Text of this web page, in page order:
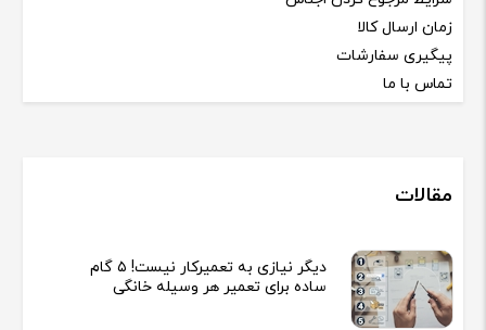
زمان ارسال کالا
پیگیری سفارشات
تماس با ما
مقالات
دیگر نیازی به تعمیرکار نیست! ۵ گام
ساده برای تعمیر هر وسیله خانگی